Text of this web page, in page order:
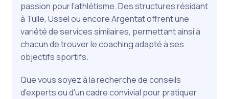
passion pour l'athlétisme. Des structures résidant
à Tulle, Ussel ou encore Argentat offrent une
variété de services similaires, permettant ainsi à
chacun de trouver le coaching adapté à ses
objectifs sportifs.
Que vous soyez à la recherche de conseils
d'experts ou d'un cadre convivial pour pratiquer